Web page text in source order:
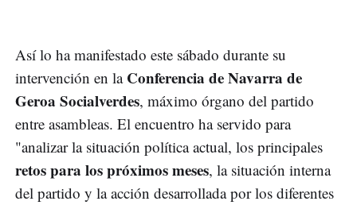
Así lo ha manifestado este sábado durante su
intervención en laConferencia de Navarra de
Geroa Socialverdes, máximo órgano del partido
entre asambleas. El encuentro ha servido para
"analizar la situación política actual, los principales
retos para los próximos meses, la situación interna
del partido y la acción desarrollada por los diferentes